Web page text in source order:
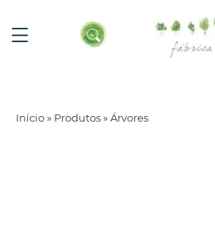
Início» Produtos»Árvores